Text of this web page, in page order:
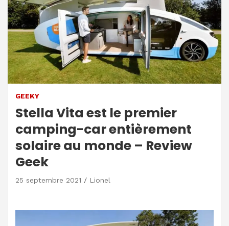
GEEKY
Stella Vita est le premier
camping-car entièrement
solaire au monde – Review
Geek
25 septembre 2021 Lionel